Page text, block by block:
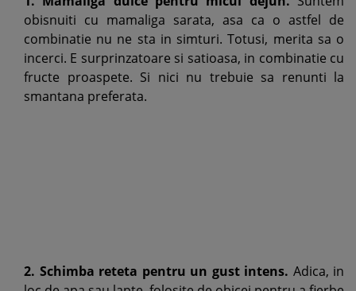
obisnuiti cu mamaliga sarata, asa ca o astfel de
combinatie nu ne sta in simturi. Totusi, merita sa o
incerci. E surprinzatoare si satioasa, in combinatie cu
fructe proaspete. Si nici nu trebuie sa renunti la
smantana preferata.
2. Schimba reteta pentru un gust intens. Adica, in